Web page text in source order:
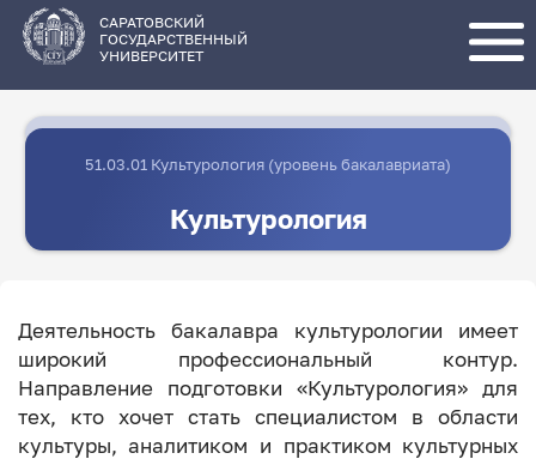
основному
содержанию
САРАТОВСКИЙ
ГОСУДАРСТВЕННЫЙ
УНИВЕРСИТЕТ
51.03.01 Культурология (уровень бакалавриата)
Культурология
Деятельность бакалавра культурологии имеет
широкий профессиональный контур.
Направление подготовки «Культурология» для
тех, кто хочет стать специалистом в области
культуры, аналитиком и практиком культурных